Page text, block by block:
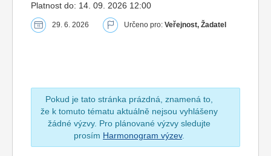
Platnost do: 14. 09. 2026 12:00
29. 6. 2026 Určeno pro: Veřejnost, Žadatel
Pokud je tato stránka prázdná, znamená to,
že k tomuto tématu aktuálně nejsou vyhlášeny
žádné výzvy. Pro plánované výzvy sledujte
prosím Harmonogram výzev.